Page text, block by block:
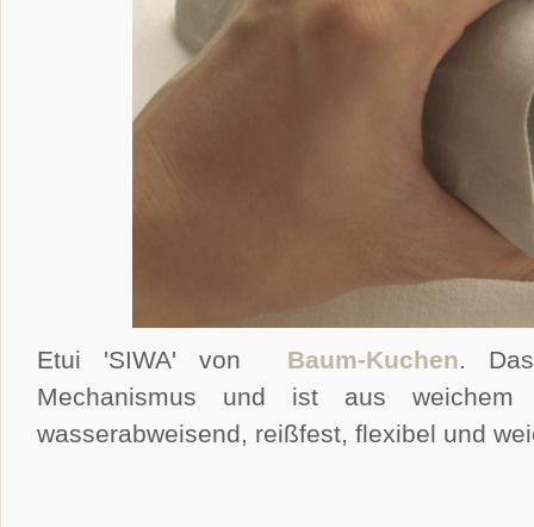
Etui 'SIWA' von Baum-Kuchen.
Mechanismus und ist aus weichem
wasserabweisend, reißfest, flexibel und